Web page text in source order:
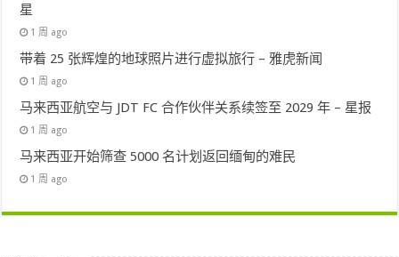
星
1 周 ago
带着 25 张辉煌的地球照片进行虚拟旅行 – 雅虎新闻
1 周 ago
马来西亚航空与 JDT FC 合作伙伴关系续签至 2029 年 – 星报
1 周 ago
马来西亚开始筛查 5000 名计划返回缅甸的难民
1 周 ago